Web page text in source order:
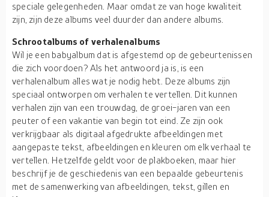
speciale gelegenheden. Maar omdat ze van hoge kwaliteit
zijn, zijn deze albums veel duurder dan andere albums.
Schrootalbums of verhalenalbums
Wil je een babyalbum dat is afgestemd op de gebeurtenissen
die zich voordoen? Als het antwoord ja is, is een
verhalenalbum alles wat je nodig hebt. Deze albums zijn
speciaal ontworpen om verhalen te vertellen. Dit kunnen
verhalen zijn van een trouwdag, de groei-jaren van een
peuter of een vakantie van begin tot eind. Ze zijn ook
verkrijgbaar als digitaal afgedrukte afbeeldingen met
aangepaste tekst, afbeeldingen en kleuren om elk verhaal te
vertellen. Hetzelfde geldt voor de plakboeken, maar hier
beschrijf je de geschiedenis van een bepaalde gebeurtenis
met de samenwerking van afbeeldingen, tekst, gillen en